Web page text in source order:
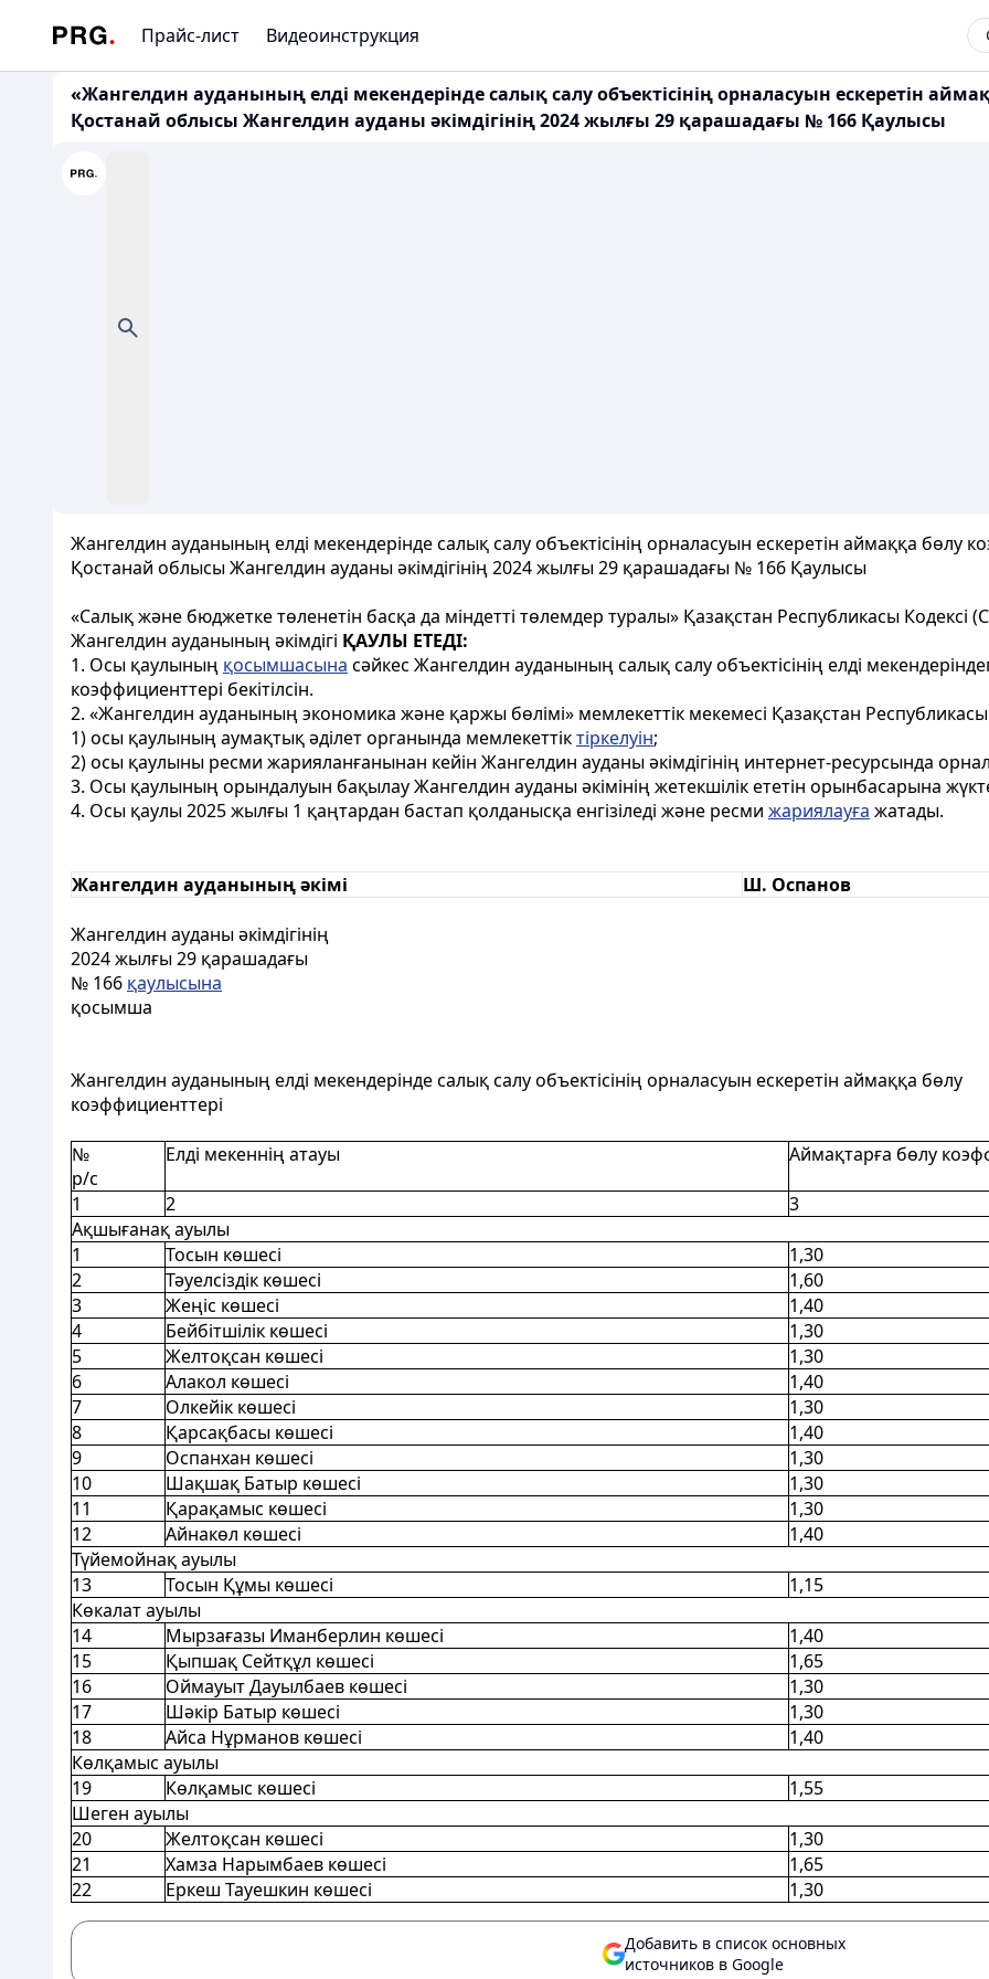
Прайс-лист Видеоинструкция
«Жангелдин ауданының елді мекендерінде салық салу объектісінің орналасуын ескеретін
Қостанай облысы Жангелдин ауданы әкімдігінің 2024 жылғы 29 қарашадағы № 166 Қаулысы
Жангелдин ауданының елді мекендерінде салық салу объектісінің орналасуын ескеретін аймаққа бөлу
Қостанай облысы Жангелдин ауданы әкімдігінің 2024 жылғы 29 қарашадағы № 166 Қаулысы
«Салық және бюджетке төленетін басқа да міндетті төлемдер туралы» Қазақстан Республикасы Кодексі
Жангелдин ауданының әкімдігі ҚАУЛЫ ЕТЕДІ:
1. Осы қаулының қосымшасына сәйкес Жангелдин ауданының салық салу объектісінің елді
коэффициенттері бекітілсін.
2. «Жангелдин ауданының экономика және қаржы бөлімі» мемлекеттік мекемесі Қазақстан
1) осы қаулының аумақтық әділет органында мемлекеттіктіркелуін;
2) осы қаулыны ресми жарияланғанынан кейін Жангелдин ауданы әкімдігінің интернет-ресурсында
3. Осы қаулының орындалуын бақылау Жангелдин ауданы әкімінің жетекшілік ететін орынбасарына
4. Осы қаулы 2025 жылғы 1 қаңтардан бастап қолданысқа енгізіледі және ресми жариялауға жатады.
Жангелдин ауданының әкімі Ш. Оспанов
Жангелдин ауданы әкімдігінің
2024 жылғы 29 қарашадағы
№ 166 қаулысына
қосымша
Жангелдин ауданының елді мекендерінде салық салу объектісінің орналасуын ескеретін аймаққа бөлу
коэффициенттері
№
р/с
Елді мекеннің атауы Аймақтарға бөлу
1 2
3
Ақшығанақ ауылы
1
Тосын көшесі
1,30
2
Тәуелсіздік көшесі
1,60
3
Жеңіс көшесі
1,40
4
Бейбітшілік көшесі
1,30
5
Желтоқсан көшесі
1,30
6
Алакол көшесі
1,40
7
Олкейік көшесі
1,30
8
Қарсақбасы көшесі
1,40
9
Оспанхан көшесі
1,30
10
Шақшақ Батыр көшесі
1,30
11
Қарақамыс көшесі
1,30
12
Айнакөл көшесі
1,40
Түйемойнақ ауылы
13
Тосын Құмы көшесі
1,15
Көкалат ауылы
14
Мырзағазы Иманберлин көшесі
1,40
15
Қыпшақ Сейтқұл көшесі
1,65
16
Оймауыт Дауылбаев көшесі
1,30
17
Шәкір Батыр көшесі
1,30
18
Айса Нұрманов көшесі
1,40
Көлқамыс ауылы
19
Көлқамыс көшесі
1,55
Шеген ауылы
20
Желтоқсан көшесі
1,30
21
Хамза Нарымбаев көшесі
1,65
22
Еркеш Тауешкин көшесі 1,30
Добавить в список основных
источников в Google